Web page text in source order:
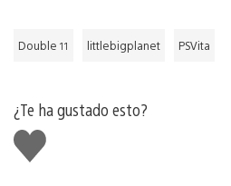
Double 11 littlebigplanet PSVita
¿Te ha gustado esto?
Me
gusta